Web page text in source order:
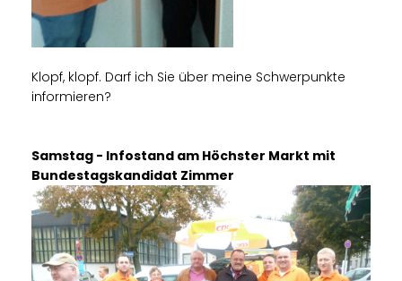
Klopf, klopf. Darf ich Sie über meine Schwerpunkte
informieren?
Samstag - Infostand am Höchster Markt mit
Bundestagskandidat Zimmer